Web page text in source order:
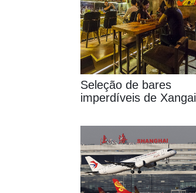
Seleção de bares
imperdíveis de Xangai